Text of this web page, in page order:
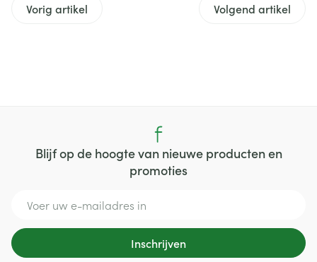
Vorig artikel Volgend artikel
Blijf op de hoogte van nieuwe producten en
promoties
Inschrijven